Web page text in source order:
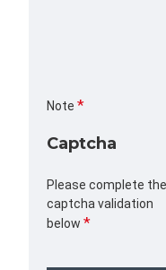
Note
Captcha
Please complete the
captcha validation
below